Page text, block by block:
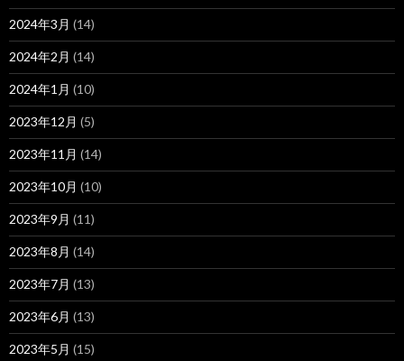
2024年3月 (14)
2024年2月 (14)
2024年1月 (10)
2023年12月 (5)
2023年11月 (14)
2023年10月 (10)
2023年9月 (11)
2023年8月 (14)
2023年7月 (13)
2023年6月 (13)
2023年5月 (15)